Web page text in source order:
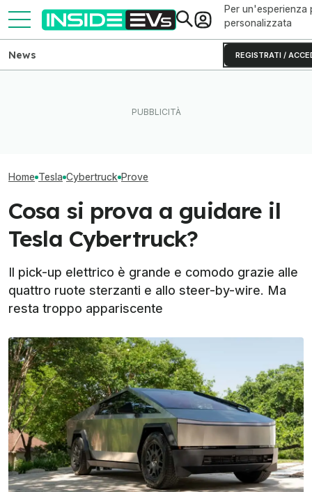
Per un'esperienza
personalizzata
REGISTRATI /
News
Home Tesla Cybertruck Prove
Cosa si prova a guidare il
Tesla Cybertruck?
Il pick-up elettrico è grande e comodo grazie alle
quattro ruote sterzanti e allo steer-by-wire. Ma
resta troppo appariscente